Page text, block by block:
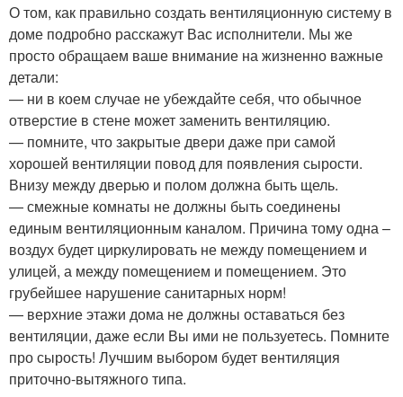
О том, как правильно создать вентиляционную систему в
доме подробно расскажут Вас исполнители. Мы же
просто обращаем ваше внимание на жизненно важные
детали:
— ни в коем случае не убеждайте себя, что обычное
отверстие в стене может заменить вентиляцию.
— помните, что закрытые двери даже при самой
хорошей вентиляции повод для появления сырости.
Внизу между дверью и полом должна быть щель.
— смежные комнаты не должны быть соединены
единым вентиляционным каналом. Причина тому одна –
воздух будет циркулировать не между помещением и
улицей, а между помещением и помещением. Это
грубейшее нарушение санитарных норм!
— верхние этажи дома не должны оставаться без
вентиляции, даже если Вы ими не пользуетесь. Помните
про сырость! Лучшим выбором будет вентиляция
приточно-вытяжного типа.